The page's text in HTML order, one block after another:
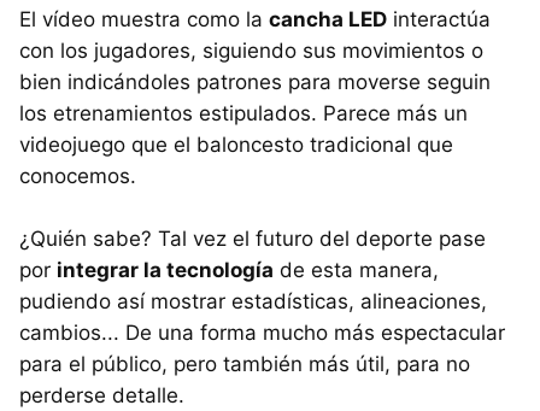
El vídeo muestra como la cancha LED interactúa
con los jugadores, siguiendo sus movimientos o
bien indicándoles patrones para moverse seguin
los etrenamientos estipulados. Parece más un
videojuego que el baloncesto tradicional que
conocemos.
¿Quién sabe? Tal vez el futuro del deporte pase
por integrar la tecnología de esta manera,
pudiendo así mostrar estadísticas, alineaciones,
cambios... De una forma mucho más espectacular
para el público, pero también más útil, para no
perderse detalle.